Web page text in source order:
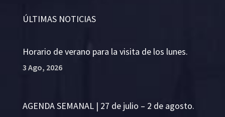
ÚLTIMAS NOTICIAS
Horario de verano para la visita de los lunes.
3 Ago, 2026
AGENDA SEMANAL | 27 de julio – 2 de agosto.